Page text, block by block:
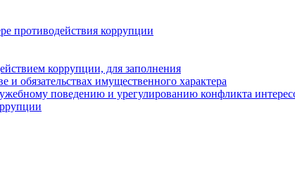
противодействия коррупции
коррупции, для заполнения
и обязательствах имущественного характера
поведению и урегулированию конфликта